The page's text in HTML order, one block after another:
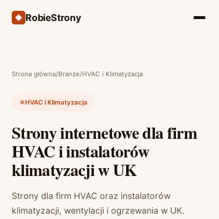
RobieStrony
Strona główna/Branże/HVAC i Klimatyzacja
❄️HVAC i Klimatyzacja
Strony internetowe dla firm
HVAC i instalatorów
klimatyzacji w UK
Strony dla firm HVAC oraz instalatorów
klimatyzacji, wentylacji i ogrzewania w UK.